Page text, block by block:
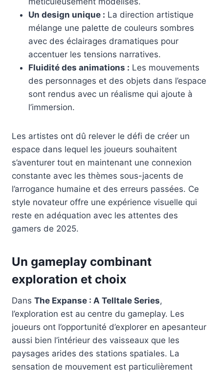
Un design unique : La direction artistique
mélange une palette de couleurs sombres
avec des éclairages dramatiques pour
accentuer les tensions narratives.
Fluidité des animations : Les mouvements
des personnages et des objets dans l’espace
sont rendus avec un réalisme qui ajoute à
l’immersion.
Les artistes ont dû relever le défi de créer un
espace dans lequel les joueurs souhaitent
s’aventurer tout en maintenant une connexion
constante avec les thèmes sous-jacents de
l’arrogance humaine et des erreurs passées. Ce
style novateur offre une expérience visuelle qui
reste en adéquation avec les attentes des
gamers de 2025.
Un gameplay combinant
exploration et choix
Dans The Expanse : A Telltale Series,
l’exploration est au centre du gameplay. Les
joueurs ont l’opportunité d’explorer en apesanteur
aussi bien l’intérieur des vaisseaux que les
paysages arides des stations spatiales. La
sensation de mouvement est particulièrement